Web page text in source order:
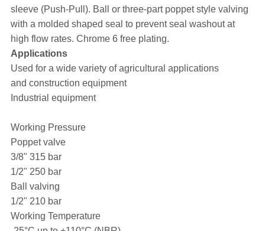
sleeve (Push-Pull). Ball or three-part poppet style valving
with a molded shaped seal to prevent seal washout at
high flow rates. Chrome 6 free plating.
Applications
Used for a wide variety of agricultural applications
and construction equipment
Industrial equipment
Working Pressure
Poppet valve
3/8" 315 bar
1/2" 250 bar
Ball valving
1/2" 210 bar
Working Temperature